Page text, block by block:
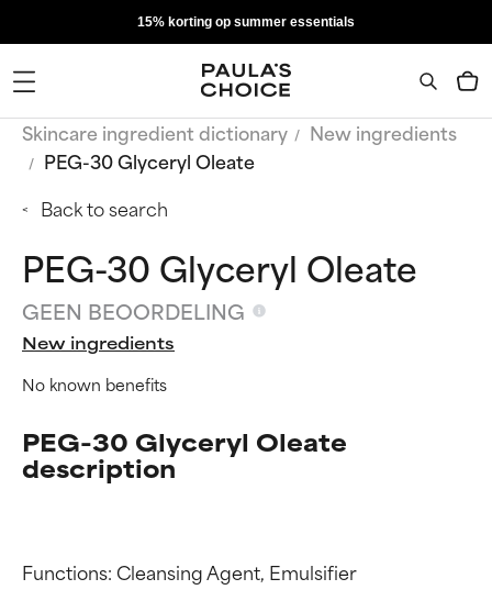
15% korting op summer essentials
Skincare ingredient dictionary
New ingredients
PEG-30 Glyceryl Oleate
Back to search
PEG-30 Glyceryl Oleate
GEEN BEOORDELING
New ingredients
No known benefits
PEG-30 Glyceryl Oleate
description
Functions: Cleansing Agent, Emulsifier